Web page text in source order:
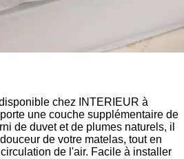
chez INTERIEUR à
une couche supplémentaire de
de duvet et de plumes naturels, il
de votre matelas, tout en
de l'air. Facile à installer